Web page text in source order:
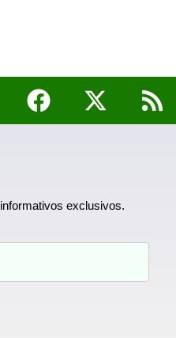
exclusivos.